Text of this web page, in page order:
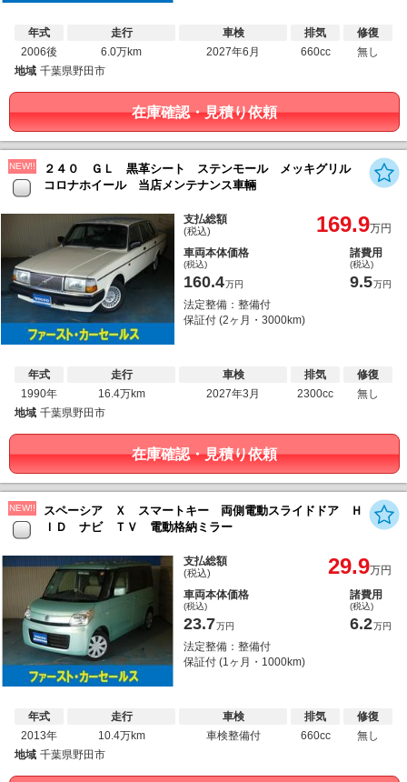
年式
2006後
走行
6.0万km
車検
2027年6月
排気
660cc
修復
無し
地域 千葉県野田市
在庫確認・見積り依頼
NEW!!
２４０ ＧＬ 黒革シート ステンモール メッキグリル
コロナホイール 当店メンテナンス車輛
支払総額
(税込) 169.9万円
車両本体価格
(税込)
160.4万円
諸費用
(税込)
9.5万円
法定整備：整備付
保証付 (2ヶ月・3000km)
年式
1990年
走行
16.4万km
車検
2027年3月
排気
2300cc
修復
無し
地域 千葉県野田市
在庫確認・見積り依頼
NEW!!
スペーシア Ｘ スマートキー 両側電動スライドドア Ｈ
ＩＤ ナビ ＴＶ 電動格納ミラー
支払総額
(税込) 29.9万円
車両本体価格
(税込)
23.7万円
諸費用
(税込)
6.2万円
法定整備：整備付
保証付 (1ヶ月・1000km)
年式
2013年
走行
10.4万km
車検
車検整備付
排気
660cc
修復
無し
地域 千葉県野田市